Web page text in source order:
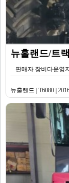
뉴홀랜드/트
판매자 장비다운영
뉴홀랜드 | T6080 |